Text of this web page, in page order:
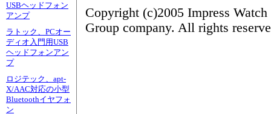
USBヘッドフォン
アンプ
ラトック、PCオー
ディオ入門用USB
ヘッドフォンアン
プ
ロジテック、apt-
X/AAC対応の小型
Bluetoothイヤフォ
ン
Copyright (c)2005 Impress
Group company. All rights